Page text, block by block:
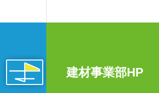
建材事業部HP